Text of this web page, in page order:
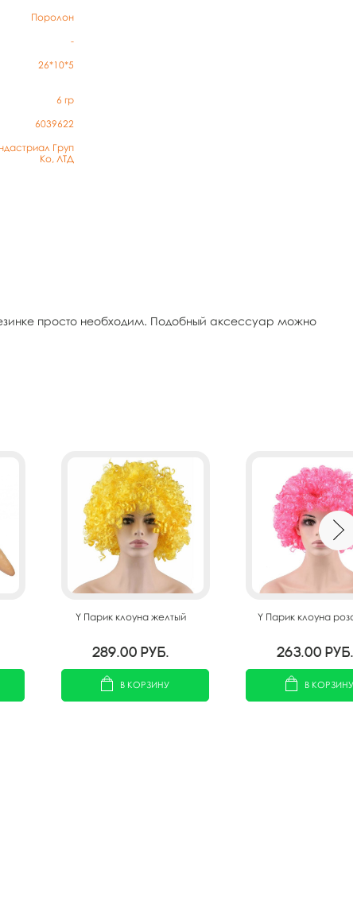
Поролон
-
26*10*5
6 гр
6039622
Груп
Ко, ЛТД
просто необходим. Подобный аксессуар можно
Y Парик клоуна желтый
289.00 руб.
В КОРЗИНУ
Y Парик клоуна
263.00 руб.
В КОРЗИНУ